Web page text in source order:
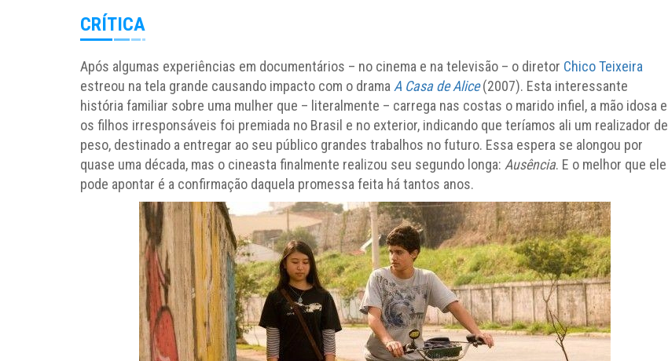
CRÍTICA
Após algumas experiências em documentários – no cinema e na televisão – o diretor Chico Teixeira
estreou na tela grande causando impacto com o drama A Casa de Alice(2007). Esta interessante
história familiar sobre uma mulher que – literalmente – carrega nas costas o marido infiel, a mão idosa e
os filhos irresponsáveis foi premiada no Brasil e no exterior, indicando que teríamos ali um realizador de
peso, destinado a entregar ao seu público grandes trabalhos no futuro. Essa espera se alongou por
quase uma década, mas o cineasta finalmente realizou seu segundo longa: Ausência. E o melhor que ele
pode apontar é a confirmação daquela promessa feita há tantos anos.